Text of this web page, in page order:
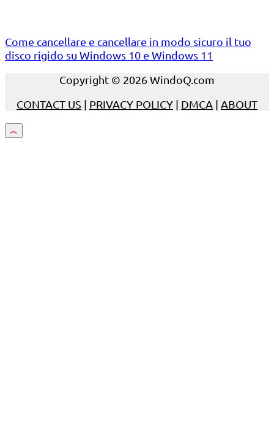
Come cancellare e cancellare in modo sicuro il tuo
disco rigido su Windows 10 e Windows 11
Copyright © 2026 WindoQ.com
CONTACT US | PRIVACY POLICY | DMCA | ABOUT